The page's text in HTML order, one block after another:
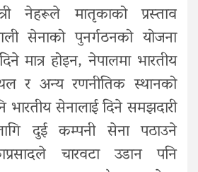
नेहरूले मातृकाको प्रस्ताव
सेनाको पुनर्गठनको योजना
मात्र होइन, नेपालमा भारतीय
र अन्य रणनीतिक स्थानको
भारतीय सेनालाई दिने समझदारी
दुई कम्पनी सेना पठाउने
चारवटा उडान पनि